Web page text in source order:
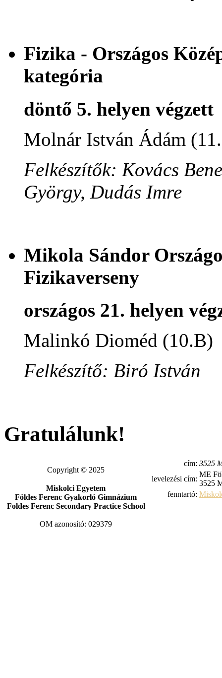
Fizika - Országos
kategória
döntő 5. helyen végzett
Molnár István Ádám
Felkészítők: Kovács
György, Dudás Imre
Mikola Sándor
Fizikaverseny
országos 21. helyen
Malinkó Dioméd (10.B)
Felkészítő: Biró István
Gratulálunk!
Copyright © 2025
Miskolci Egyetem
Földes Ferenc Gyakorló Gimnázium
Foldes Ferenc Secondary Practice School
OM azonosító: 029379
cím: 3525
levelezési cím:
ME
3525
fenntartó: